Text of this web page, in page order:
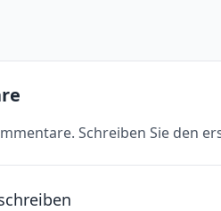
Schreiben Sie den